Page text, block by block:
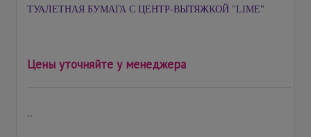
ТУАЛЕТНАЯ БУМАГА С ЦЕНТР-ВЫТЯЖКОЙ "LIME"
Цены уточняйте у менеджера
..